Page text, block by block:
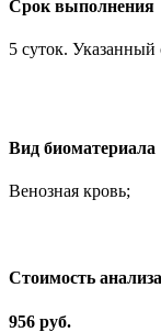
Срок выполнения
5 суток. Указанный
Вид биоматериала
Венозная кровь;
Cтоимость анализа
956 руб.